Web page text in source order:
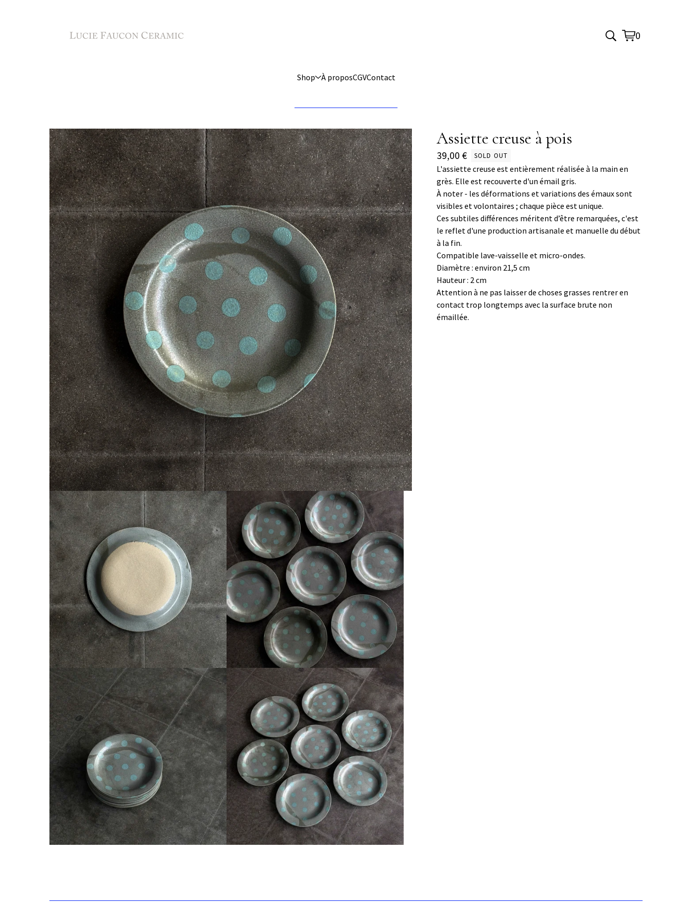
0
View
0
Shop À proposCGVContact
Assiette creuse à pois
39,00 € SOLD OUT
L'assiette creuse est entièrement réalisée à la main en
grès. Elle est recouverte d'un émail gris.
À noter - les déformations et variations des émaux sont
visibles et volontaires ; chaque pièce est unique.
Ces subtiles différences méritent d’être remarquées, c'est
le reflet d'une production artisanale et manuelle du début
à la fin.
Compatible lave-vaisselle et micro-ondes.
Diamètre : environ 21,5 cm
Hauteur : 2 cm
Attention à ne pas laisser de choses grasses rentrer en
contact trop longtemps avec la surface brute non
émaillée.